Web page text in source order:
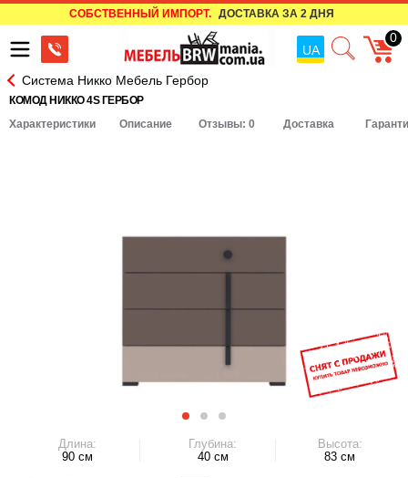
СОБСТВЕННЫЙ ИМПОРТ. ДОСТАВКА ЗА 2 ДНЯ
UA
0
Система Никко Мебель Гербор
КОМОД НИККО 4S ГЕРБОР
Характеристики
Описание Отзывы: 0 Доставка
Длина:
90 см
Глубина:
40 см
Высота:
83 см